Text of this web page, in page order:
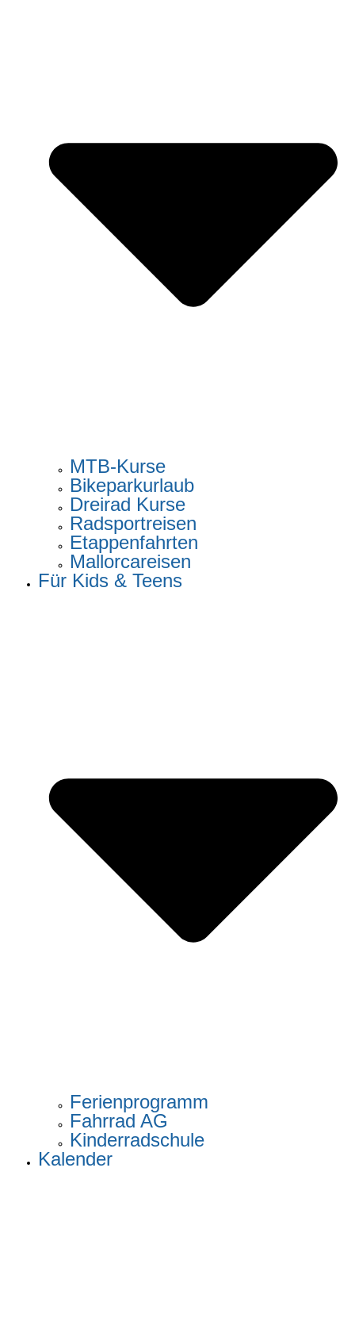
MTB-Kurse
Bikeparkurlaub
Dreirad Kurse
Radsportreisen
Etappenfahrten
Mallorcareisen
Für Kids & Teens
Ferienprogramm
Fahrrad AG
Kinderradschule
Kalender